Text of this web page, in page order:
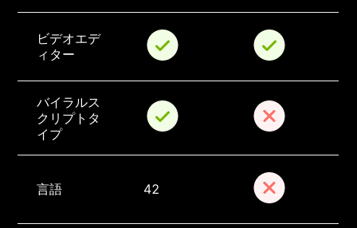
ビデオエデ
ィター
バイラルス
クリプトタ
イプ
言語 42